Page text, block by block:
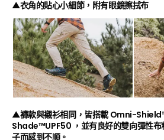
▲衣角的貼心小細節，附有眼鏡擦拭布
▲褲款與襯衫相同，皆搭載 Omni-
Shade™UPF50 ，並有良好的雙向彈性布
子而感到不順。